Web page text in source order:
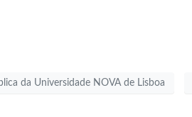
da Universidade NOVA de Lisboa